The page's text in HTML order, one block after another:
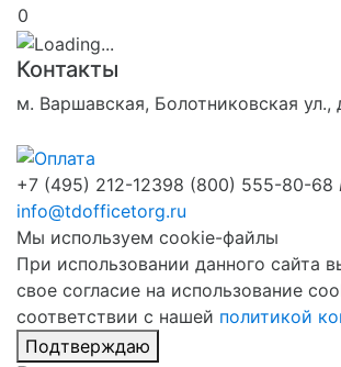
0
Контакты
м. Варшавская, Болотниковская ул.,
+7 (495) 212-12398 (800) 555-80-68
info@tdofficetorg.ru
Мы используем cookie-файлы
При использовании данного сайта
свое согласие на использование
соответствии с нашей политикой
Подтверждаю